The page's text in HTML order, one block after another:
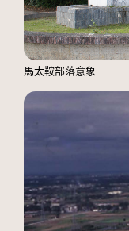
馬太鞍部落意象